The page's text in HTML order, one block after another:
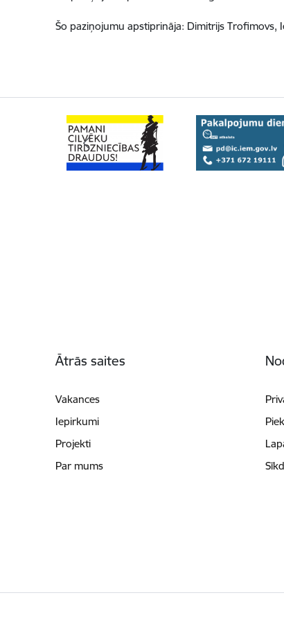
Šo paziņojumu apstiprināja: Dimitrijs Trofimovs,
Ātrās saites
Vakances
Iepirkumi
Projekti
Par mums